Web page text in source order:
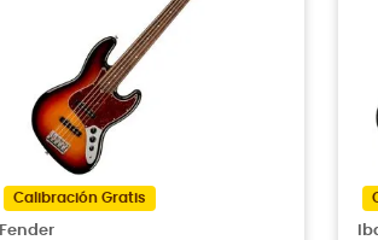
Calibración Gratis
Fender